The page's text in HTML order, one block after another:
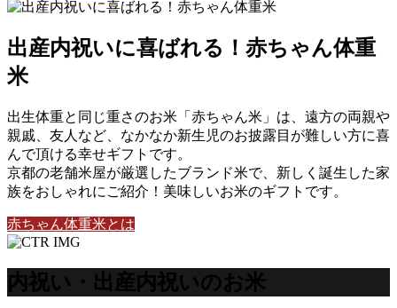
出産内祝いに喜ばれる！赤ちゃん体重
米
出生体重と同じ重さのお米「赤ちゃん米」は、遠方の両親や
親戚、友人など、なかなか新生児のお披露目が難しい方に喜
んで頂ける幸せギフトです。
京都の老舗米屋が厳選したブランド米で、新しく誕生した家
族をおしゃれにご紹介！美味しいお米のギフトです。
赤ちゃん体重米とは
内祝い・出産内祝いのお米